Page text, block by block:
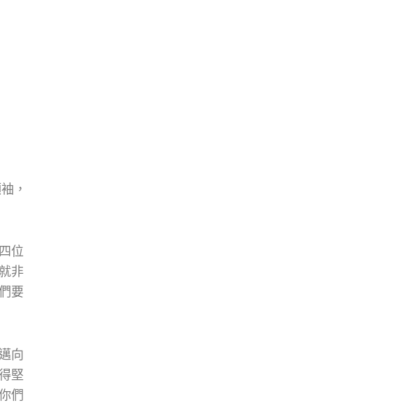
，
位
非
要
向
堅
們